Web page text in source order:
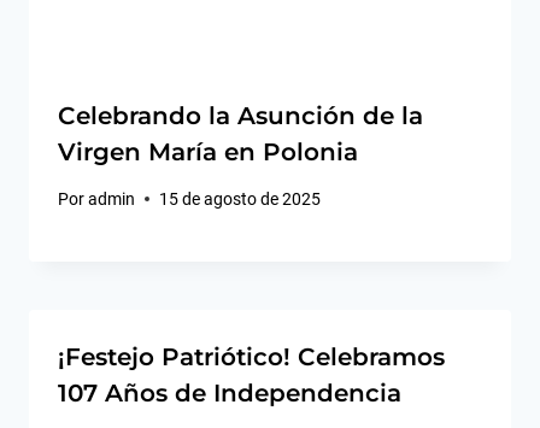
Celebrando la Asunción de la
Virgen María en Polonia
Poradmin 15 de agosto de 2025
¡Festejo Patriótico! Celebramos
107 Años de Independencia